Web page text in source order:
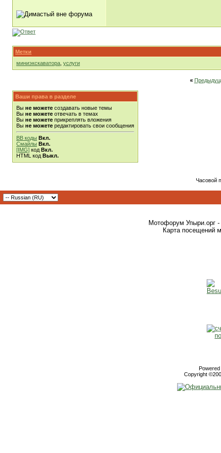
Метки
миниэкскаватора услуги
«
Ваши права в разделе
Вы не можете создавать новые темы
Вы не можете отвечать в темах
Вы не можете прикреплять вложения
Вы не можете редактировать свои сообщения
BB коды Вкл.
Смайлы Вкл.
[IMG] код Вкл.
HTML код Выкл.
Часовой
Мотофорум Упыри.орг -
Карта посещений
Copyright